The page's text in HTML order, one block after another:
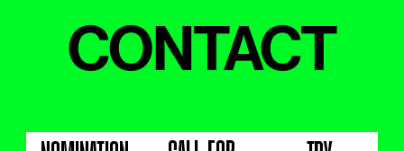
CONTACT